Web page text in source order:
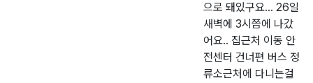
으로 돼있구요... 26일
새벽에 3시쯤에 나갔
어요.. 집근처 이동 안
전센터 건너편 버스 정
류소근처에 다니는걸